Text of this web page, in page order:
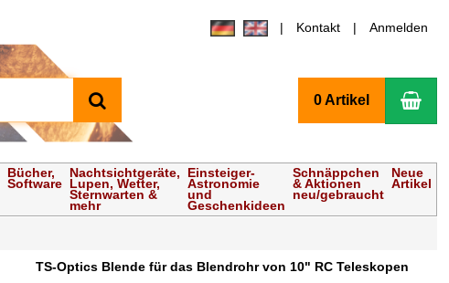
Kontakt Anmelden
0 Artikel
Bücher,
Software
Nachtsichtgeräte,
Lupen, Wetter,
Sternwarten &
mehr
Einsteiger-
Astronomie
und
Geschenkideen
Schnäppchen
& Aktionen
neu/gebraucht
Neue
Artikel
TS-Optics Blende für das Blendrohr von 10" RC Teleskopen